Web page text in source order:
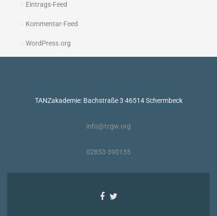
Eintrags-Feed
Kommentar-Feed
WordPress.org
TANZakademie: Bachstraße 3 46514 Schermbeck
info@tcgw.org
02853-390155
Facebook-
Twitter-